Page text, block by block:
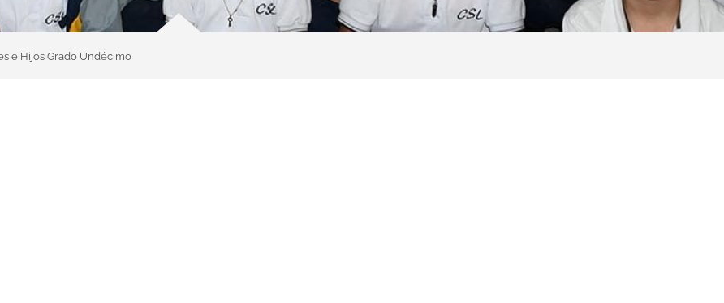
e Hijos Grado Undécimo